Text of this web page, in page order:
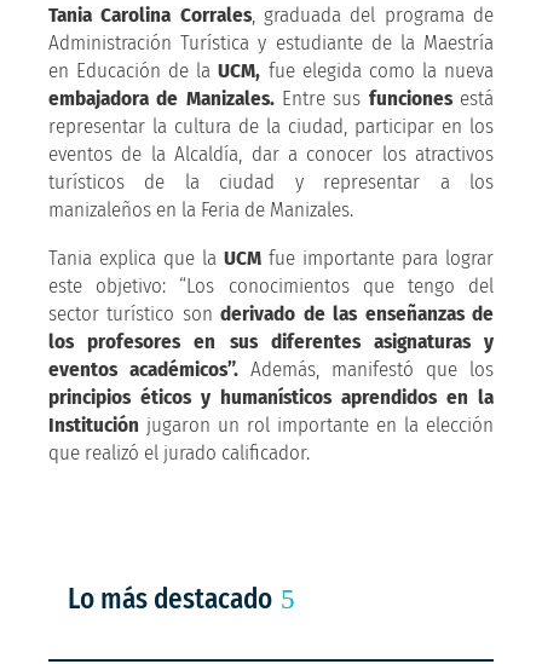
Tania Carolina Corrales, graduada del programa de
Administración Turística y estudiante de la Maestría
en Educación de laUCM, fue elegida como la nueva
embajadora de Manizales. Entre sus funcionesestá
representar la cultura de la ciudad, participar en los
eventos de la Alcaldía, dar a conocer los atractivos
turísticos de la ciudad y representar a los
manizaleños en la Feria de Manizales.
Tania explica que la UCM fue importante para lograr
este objetivo: “Los conocimientos que tengo del
sector turístico sonderivado de las enseñanzas de
los profesores en sus diferentes asignaturas y
eventos académicos”. Además, manifestó que los
principios éticos y humanísticos aprendidos en la
Institución jugaron un rol importante en la elección
que realizó el jurado calificador.
Lo más destacado